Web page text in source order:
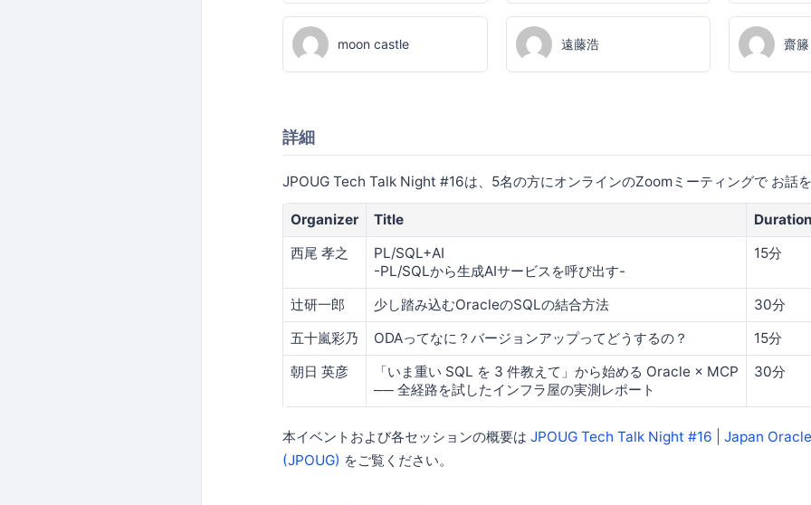
moon castle 遠藤浩 齋
詳細
JPOUG Tech Talk Night #16は、5名の方にオンラインのZoomミーティングで お話を
Organizer Title
Duration
西尾 孝之
PL/SQL+AI
-PL/SQLから生成AIサービスを呼び出す-
15分
辻研一郎 少し踏み込むOracleのSQLの結合方法
30分
五十嵐彩乃
ODAってなに？バージョンアップってどうするの？
15分
朝日 英彦
「いま重い SQL を 3 件教えて」から始める Oracle × MCP
── 全経路を試したインフラ屋の実測レポート
30分
本イベントおよび各セッションの概要は JPOUG Tech Talk Night #16 | Japan
(JPOUG) をご覧ください。